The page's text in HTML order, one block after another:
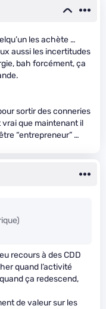
les achète …
aussi les incertitudes
bah forcément, ça
sortir des conneries
vrai que maintenant il
“entrepreneur” …
recours à des CDD
quand l’activité
ça redescend,
de valeur sur les